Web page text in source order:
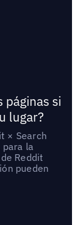
páginas si
lugar?
× Search
para la
Reddit
pueden